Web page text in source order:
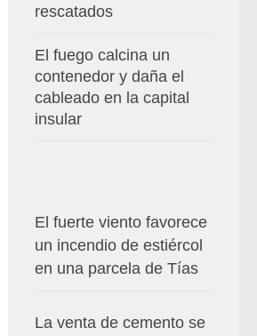
rescatados
El fuego calcina un
contenedor y daña el
cableado en la capital
insular
El fuerte viento favorece
un incendio de estiércol
en una parcela de Tías
La venta de cemento se